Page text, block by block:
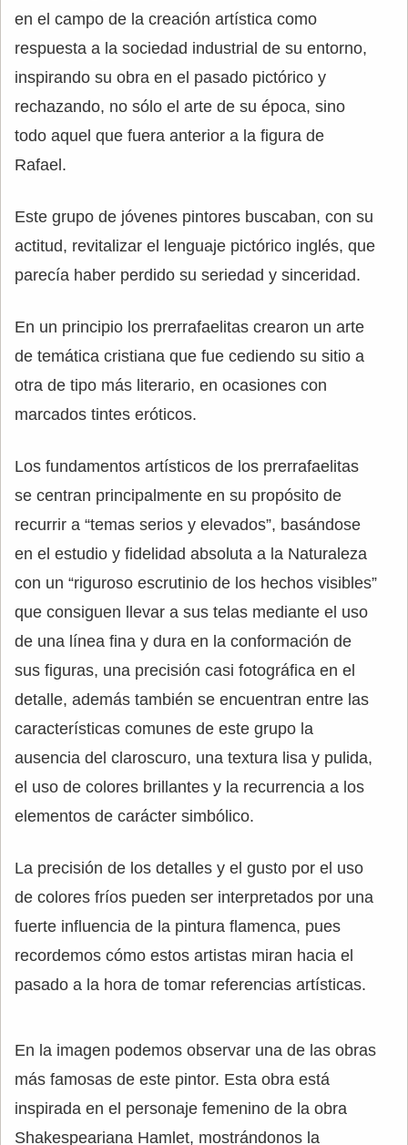
en el campo de la creación artística como
respuesta a la sociedad industrial de su entorno,
inspirando su obra en el pasado pictórico y
rechazando, no sólo el arte de su época, sino
todo aquel que fuera anterior a la figura de
Rafael.
Este grupo de jóvenes pintores buscaban, con su
actitud, revitalizar el lenguaje pictórico inglés, que
parecía haber perdido su seriedad y sinceridad.
En un principio los prerrafaelitas crearon un arte
de temática cristiana que fue cediendo su sitio a
otra de tipo más literario, en ocasiones con
marcados tintes eróticos.
Los fundamentos artísticos de los prerrafaelitas
se centran principalmente en su propósito de
recurrir a “temas serios y elevados”, basándose
en el estudio y fidelidad absoluta a la Naturaleza
con un “riguroso escrutinio de los hechos visibles”
que consiguen llevar a sus telas mediante el uso
de una línea fina y dura en la conformación de
sus figuras, una precisión casi fotográfica en el
detalle, además también se encuentran entre las
características comunes de este grupo la
ausencia del claroscuro, una textura lisa y pulida,
el uso de colores brillantes y la recurrencia a los
elementos de carácter simbólico.
La precisión de los detalles y el gusto por el uso
de colores fríos pueden ser interpretados por una
fuerte influencia de la pintura flamenca, pues
recordemos cómo estos artistas miran hacia el
pasado a la hora de tomar referencias artísticas.
En la imagen podemos observar una de las obras
más famosas de este pintor. Esta obra está
inspirada en el personaje femenino de la obra
Shakespeariana Hamlet, mostrándonos la